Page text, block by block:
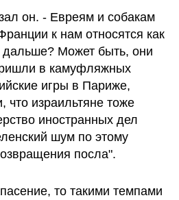
он. - Евреям и собакам
к нам относятся как
Может быть, они
в камуфляжных
игры в Париже,
что израильтяне тоже
иностранных дел
шум по этому
посла".
то такими темпами